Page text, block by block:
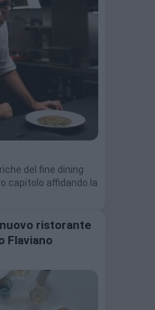
del fine dining
capitolo affidando la
nuovo ristorante
Flaviano